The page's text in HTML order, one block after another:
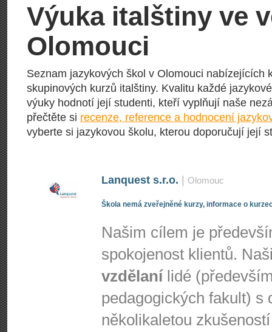
Výuka italštiny ve
Olomouci
Seznam jazykových škol v Olomouci nabízejících
skupinových kurzů italštiny. Kvalitu každé
výuky hodnotí její studenti, kteří vyplňují naše
přečtěte si recenze, reference a hodnocení
vyberte si jazykovou školu, kterou doporučují její
Lanquest s.r.o. Olomouc
Škola nemá zveřejněné kurzy, informace o
Našim cílem je
spokojenost klientů.
vzdělanílidé
pedagogických fakult) s
několikaletou